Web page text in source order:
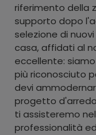
riferimento della
supporto dopo
selezione di
casa, affidati al
eccellente:
più riconosciuto
devi
progetto
ti assisteremo
professionalità